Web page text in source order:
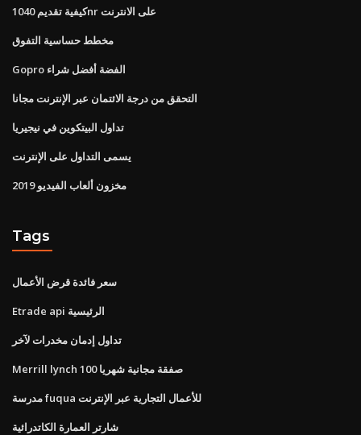
كيفية تقديم 1040nr على الانترنت
مخطط حساسية التفوق
Gopro الفضة أفضل شراء
التحقق من درجة الائتمان عبر الإنترنت مجانا
تداول البيتكوين في نيجيريا
يسمى التداول على الإنترنت
مخزون ألعاب الفيديو 2019
Tags
سعر فائدة قرض الأعمال
Etrade api الرئيسية
تداول إدمان مخدرات لآخر
Merrill lynch 100 صفقة مجانية شهريا
مدرسة fuqua للأعمال التجارية عبر الإنترنت
شارتر العمارة الكاتدرائية